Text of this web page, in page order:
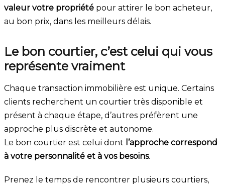
valeur votre propriété pour attirer le bon acheteur,
au bon prix, dans les meilleurs délais.
Le bon courtier, c’est celui qui vous
représente vraiment
Chaque transaction immobilière est unique. Certains
clients recherchent un courtier très disponible et
présent à chaque étape, d’autres préfèrent une
approche plus discrète et autonome.
Le bon courtier est celui dont l’approche correspond
à votre personnalité et à vos besoins.
Prenez le temps de rencontrer plusieurs courtiers,